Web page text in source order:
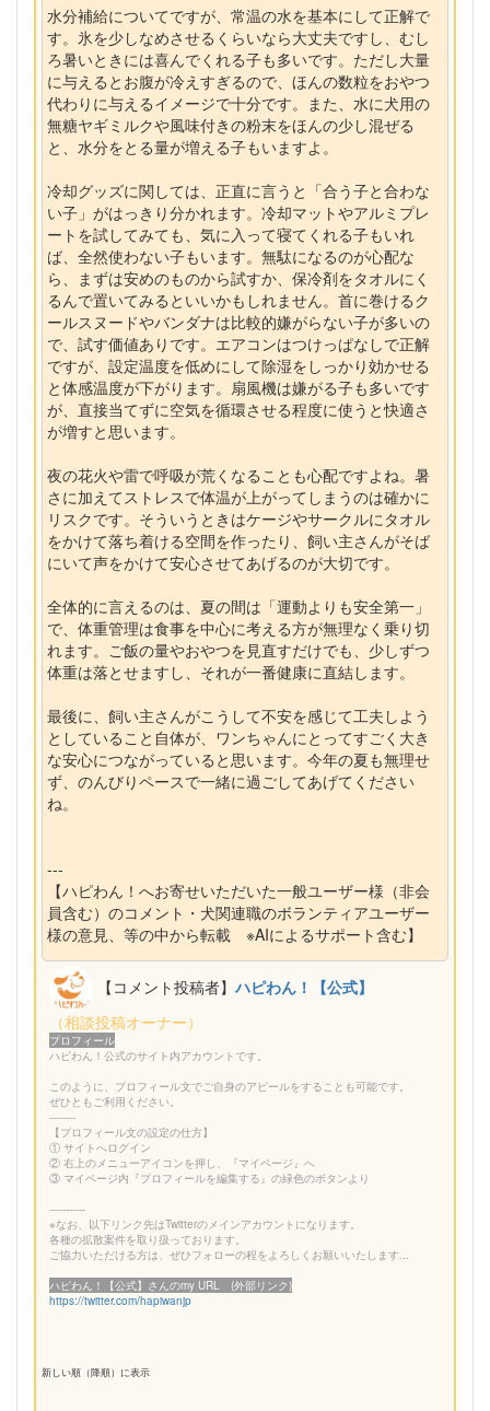
水分補給についてですが、常温の水を基本にして正解で
す。氷を少しなめさせるくらいなら大丈夫ですし、むし
ろ暑いときには喜んでくれる子も多いです。ただし大量
に与えるとお腹が冷えすぎるので、ほんの数粒をおやつ
代わりに与えるイメージで十分です。また、水に犬用の
無糖ヤギミルクや風味付きの粉末をほんの少し混ぜる
と、水分をとる量が増える子もいますよ。
冷却グッズに関しては、正直に言うと「合う子と合わな
い子」がはっきり分かれます。冷却マットやアルミプレ
ートを試してみても、気に入って寝てくれる子もいれ
ば、全然使わない子もいます。無駄になるのが心配な
ら、まずは安めのものから試すか、保冷剤をタオルにく
るんで置いてみるといいかもしれません。首に巻けるク
ールスヌードやバンダナは比較的嫌がらない子が多いの
で、試す価値ありです。エアコンはつけっぱなしで正解
ですが、設定温度を低めにして除湿をしっかり効かせる
と体感温度が下がります。扇風機は嫌がる子も多いです
が、直接当てずに空気を循環させる程度に使うと快適さ
が増すと思います。
夜の花火や雷で呼吸が荒くなることも心配ですよね。暑
さに加えてストレスで体温が上がってしまうのは確かに
リスクです。そういうときはケージやサークルにタオル
をかけて落ち着ける空間を作ったり、飼い主さんがそば
にいて声をかけて安心させてあげるのが大切です。
全体的に言えるのは、夏の間は「運動よりも安全第一」
で、体重管理は食事を中心に考える方が無理なく乗り切
れます。ご飯の量やおやつを見直すだけでも、少しずつ
体重は落とせますし、それが一番健康に直結します。
最後に、飼い主さんがこうして不安を感じて工夫しよう
としていること自体が、ワンちゃんにとってすごく大き
な安心につながっていると思います。今年の夏も無理せ
ず、のんびりペースで一緒に過ごしてあげてください
ね。
---
【ハピわん！へお寄せいただいた一般ユーザー様（非会
員含む）のコメント・犬関連職のボランティアユーザー
様の意見、等の中から転載 ※AIによるサポート含む】
【コメント投稿者】ハピわん！【公式】
（相談投稿オーナー）
プロフィール
ハピわん！公式のサイト内アカウントです。
このように、プロフィール文でご自身のアピールをすることも可能です。
ぜひともご利用ください。
--------
【プロフィール文の設定の仕方】
① サイトへログイン
② 右上のメニューアイコンを押し、『マイページ』へ
③ マイページ内『プロフィールを編集する』の緑色のボタンより
-----------
※なお、以下リンク先はTwitterのメインアカウントになります。
各種の拡散案件を取り扱っております。
ご協力いただける方は、ぜひフォローの程をよろしくお願いいたします...
ハピわん！【公式】さんのmy URL (外部リンク)
https://twitter.com/hapiwanjp
新しい順（降順）に表示